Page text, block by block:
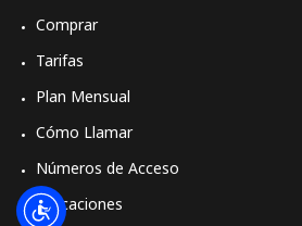
Comprar
Tarifas
Plan Mensual
Cómo Llamar
Números de Acceso
Aplicaciones